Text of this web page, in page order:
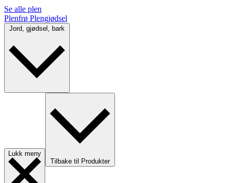
Se alle plen
Plenfrø Plengjødsel
Lukk meny
Tilbake til Produkter